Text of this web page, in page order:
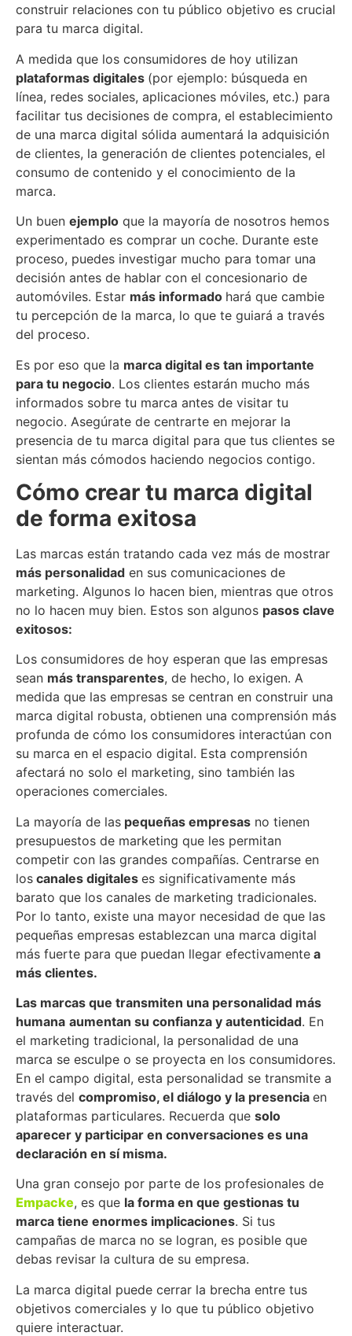
construir relaciones con tu público objetivo es crucial
para tu marca digital.
A medida que los consumidores de hoy utilizan
plataformas digitales (por ejemplo: búsqueda en
línea, redes sociales, aplicaciones móviles, etc.) para
facilitar tus decisiones de compra, el establecimiento
de una marca digital sólida aumentará la adquisición
de clientes, la generación de clientes potenciales, el
consumo de contenido y el conocimiento de la
marca.
Un buen ejemplo que la mayoría de nosotros hemos
experimentado es comprar un coche. Durante este
proceso, puedes investigar mucho para tomar una
decisión antes de hablar con el concesionario de
automóviles. Estar más informado hará que cambie
tu percepción de la marca, lo que te guiará a través
del proceso.
Es por eso que la marca digital es tan importante
para tu negocio. Los clientes estarán mucho más
informados sobre tu marca antes de visitar tu
negocio. Asegúrate de centrarte en mejorar la
presencia de tu marca digital para que tus clientes se
sientan más cómodos haciendo negocios contigo.
Cómo crear tu marca digital
de forma exitosa
Las marcas están tratando cada vez más de mostrar
más personalidad en sus comunicaciones de
marketing. Algunos lo hacen bien, mientras que otros
no lo hacen muy bien. Estos son algunos pasos clave
exitosos:
Los consumidores de hoy esperan que las empresas
sean más transparentes, de hecho, lo exigen. A
medida que las empresas se centran en construir una
marca digital robusta, obtienen una comprensión más
profunda de cómo los consumidores interactúan con
su marca en el espacio digital. Esta comprensión
afectará no solo el marketing, sino también las
operaciones comerciales.
La mayoría de las pequeñas empresas no tienen
presupuestos de marketing que les permitan
competir con las grandes compañías. Centrarse en
los canales digitales es significativamente más
barato que los canales de marketing tradicionales.
Por lo tanto, existe una mayor necesidad de que las
pequeñas empresas establezcan una marca digital
más fuerte para que puedan llegar efectivamente a
más clientes.
Las marcas que transmiten una personalidad más
humana aumentan su confianza y autenticidad. En
el marketing tradicional, la personalidad de una
marca se esculpe o se proyecta en los consumidores.
En el campo digital, esta personalidad se transmite a
través del compromiso, el diálogo y la presencia en
plataformas particulares. Recuerda que solo
aparecer y participar en conversaciones es una
declaración en sí misma.
Una gran consejo por parte de los profesionales de
Empacke, es que la forma en que gestionas tu
marca tiene enormes implicaciones. Si tus
campañas de marca no se logran, es posible que
debas revisar la cultura de su empresa.
La marca digital puede cerrar la brecha entre tus
objetivos comerciales y lo que tu público objetivo
quiere interactuar.